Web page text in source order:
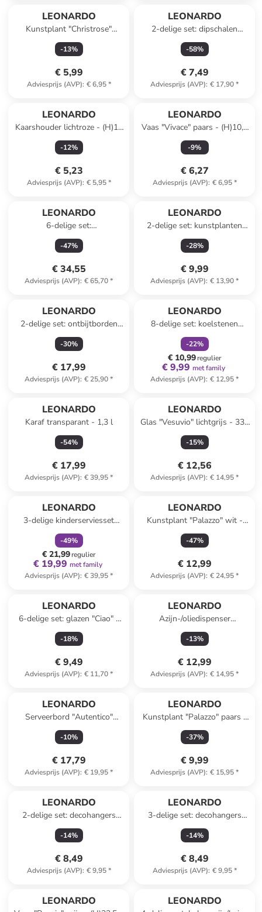
LEONARDO
Kunstplant "Christrose"
donkerrood - (L)29 cm
-13%
€ 5,99
Adviesprijs (AVP): € 6,95*
LEONARDO
2-delige set: dipschalen
"Matera" blauw - Ø 8 cm
-58%
€ 7,49
Adviesprijs (AVP): € 17,90*
LEONARDO
Kaarshouder lichtroze - (H)11
x Ø 6 cm
-12%
€ 5,23
Adviesprijs (AVP): € 5,95*
LEONARDO
Vaas "Vivace" paars - (H)10,5
x Ø 5,7 cm
-9%
€ 6,27
Adviesprijs (AVP): € 6,95*
LEONARDO
6-delige set:
champagneglazen "Poesia"
grijs - 250 ml
-47%
€ 34,55
Adviesprijs (AVP): € 65,70*
LEONARDO
2-delige set: kunstplanten
"Sea Holly" paars - (L)65 cm
-28%
€ 9,99
Adviesprijs (AVP): € 13,90*
LEONARDO
2-delige set: ontbijtborden
"Matera" beige - Ø 23 cm
-30%
€ 17,99
Adviesprijs (AVP): € 25,90*
LEONARDO
8-delige set: koelstenen
"Spiritii" grijs - (H)2 cm
-22%
€ 10,99regulier
€ 9,99 met family
Adviesprijs (AVP): € 12,95*
LEONARDO
Karaf transparant - 1,3 l
-54%
€ 17,99
Adviesprijs (AVP): € 39,95*
LEONARDO
Glas "Vesuvio" lichtgrijs - 330
ml
-15%
€ 12,56
Adviesprijs (AVP): € 14,95*
LEONARDO
3-delige kinderserviesset
"Heelal" wit/donkerblauw
-49%
€ 21,99regulier
€ 19,99 met family
Adviesprijs (AVP): € 39,95*
LEONARDO
Kunstplant "Palazzo" wit -
(L)85 cm
-47%
€ 12,99
Adviesprijs (AVP): € 24,95*
LEONARDO
6-delige set: glazen "Ciao" -
215 ml
-18%
€ 9,49
Adviesprijs (AVP): € 11,70*
LEONARDO
Azijn-/oliedispenser
transparant - (H)15,7 x Ø 11
cm
-13%
€ 12,99
Adviesprijs (AVP): € 14,95*
LEONARDO
Serveerbord "Autentico"
wit/goudkleurig - Ø 32 cm
-10%
€ 17,79
Adviesprijs (AVP): € 19,95*
LEONARDO
Kunstplant "Palazzo" paars -
(L)70 cm
-37%
€ 9,99
Adviesprijs (AVP): € 15,95*
LEONARDO
2-delige set: decohangers
"Luminosa" paars/grijs - Ø 6
cm
-14%
€ 8,49
Adviesprijs (AVP): € 9,95*
LEONARDO
3-delige set: decohangers
lichtroze/zwart/geel - Ø 8 cm
-14%
€ 8,49
Adviesprijs (AVP): € 9,95*
LEONARDO LEONARDO